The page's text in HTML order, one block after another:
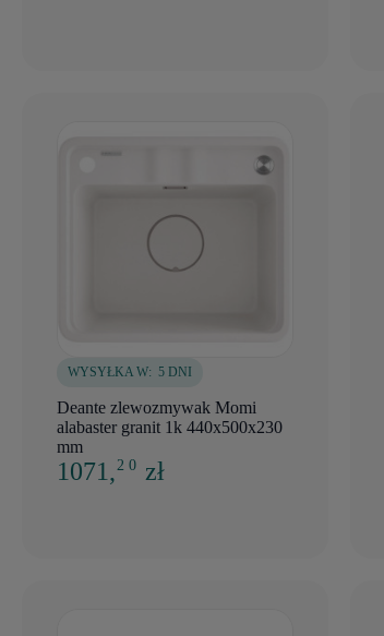
WYSYŁKA W: 5 DNI
Deante zlewozmywak Momi
alabaster granit 1k 440x500x230
mm
1071,2 0 zł